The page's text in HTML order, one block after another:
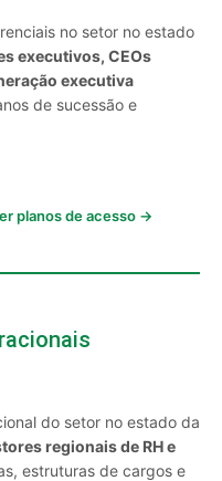
no setor no estado
executivos, CEOs
executiva
de sucessão e
planos de acesso →
do setor no estado da
regionais de RH e
estruturas de cargos e